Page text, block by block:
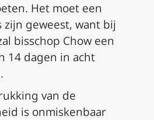
Het moet een
geweest, want bij
bisschop Chow een
14 dagen in acht
van de
is onmiskenbaar